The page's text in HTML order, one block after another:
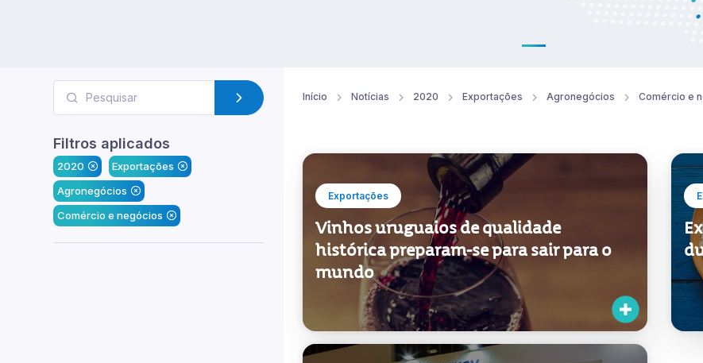
Filtros aplicados
2020
Exportações
Agronegócios
Comércio e negócios
Início Notícias 2020 Exportações Agronegócios Comércio e
Exportações
Vinhos uruguaios de qualidade
histórica preparam-se para sair para o
mundo